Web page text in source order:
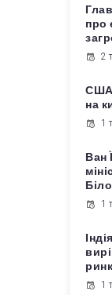
про
2
США
на
1
Ван
1
1